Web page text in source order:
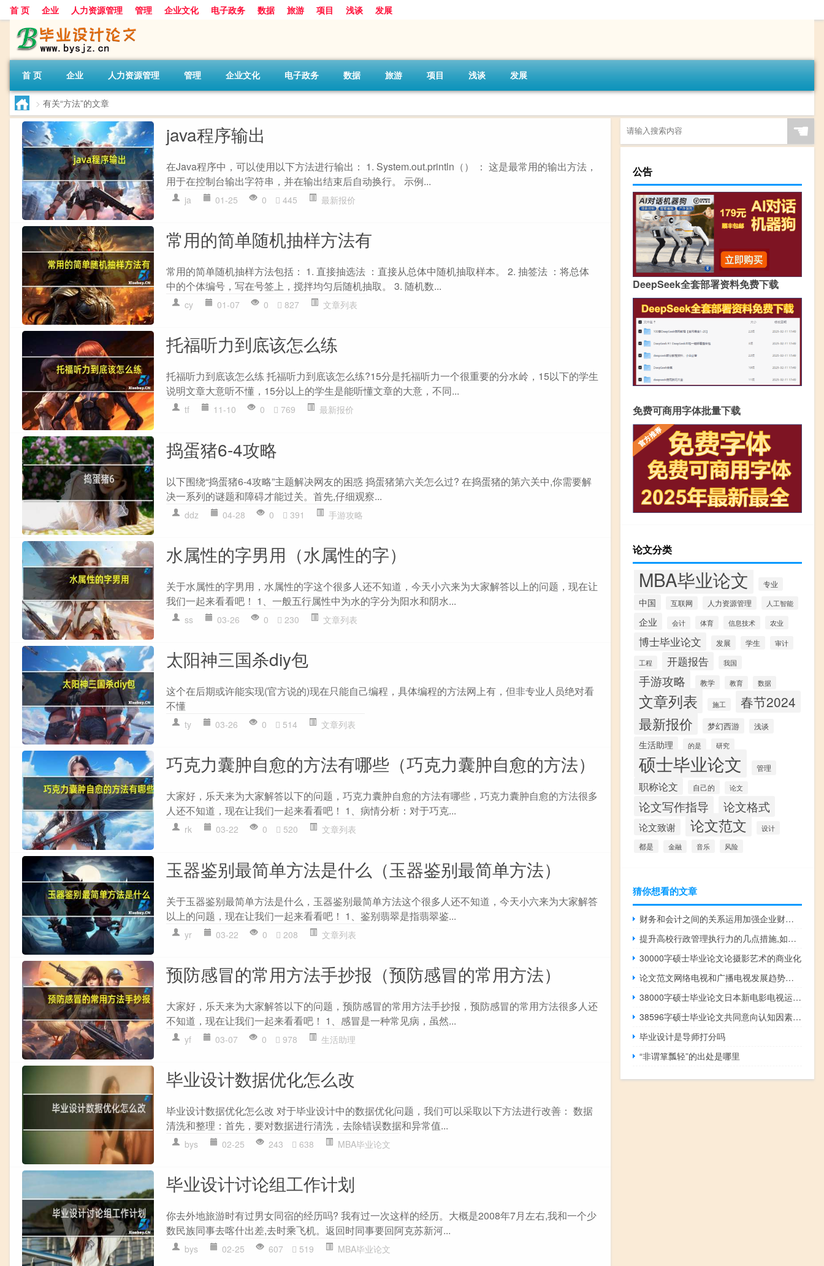
首 页 企业 人力资源管理 管理 企业文化 电子政务 数据 旅游 项目 浅谈 发展
首 页 企业 人力资源管理 管理 企业文化 电子政务 数据 旅游 项目 浅谈 发展
> 有关“方法”的文章
java程序输出
在Java程序中，可以使用以下方法进行输出： 1. System.out.println（） ： 这是最常用的输出方法，
用于在控制台输出字符串，并在输出结束后自动换行。 示例...
ja 01-25 0 445 最新报价
常用的简单随机抽样方法有
常用的简单随机抽样方法包括： 1. 直接抽选法 ：直接从总体中随机抽取样本。 2. 抽签法 ：将总体
中的个体编号，写在号签上，搅拌均匀后随机抽取。 3. 随机数...
cy 01-07 0 827 文章列表
托福听力到底该怎么练
托福听力到底该怎么练 托福听力到底该怎么练?15分是托福听力一个很重要的分水岭，15以下的学生
说明文章大意听不懂，15分以上的学生是能听懂文章的大意，不同...
tf 11-10 0 769 最新报价
捣蛋猪6-4攻略
以下围绕“捣蛋猪6-4攻略”主题解决网友的困惑 捣蛋猪第六关怎么过? 在捣蛋猪的第六关中,你需要解
决一系列的谜题和障碍才能过关。首先,仔细观察...
ddz 04-28 0 391 手游攻略
水属性的字男用（水属性的字）
关于水属性的字男用，水属性的字这个很多人还不知道，今天小六来为大家解答以上的问题，现在让
我们一起来看看吧！ 1、一般五行属性中为水的字分为阳水和阴水...
ss 03-26 0 230 文章列表
太阳神三国杀diy包
这个在后期或许能实现(官方说的)现在只能自己编程，具体编程的方法网上有，但非专业人员绝对看
不懂
ty 03-26 0 514 文章列表
巧克力囊肿自愈的方法有哪些（巧克力囊肿自愈的方法）
大家好，乐天来为大家解答以下的问题，巧克力囊肿自愈的方法有哪些，巧克力囊肿自愈的方法很多
人还不知道，现在让我们一起来看看吧！ 1、病情分析：对于巧克...
rk 03-22 0 520 文章列表
玉器鉴别最简单方法是什么（玉器鉴别最简单方法）
关于玉器鉴别最简单方法是什么，玉器鉴别最简单方法这个很多人还不知道，今天小六来为大家解答
以上的问题，现在让我们一起来看看吧！ 1、鉴别翡翠是指翡翠鉴...
yr 03-22 0 208 文章列表
预防感冒的常用方法手抄报（预防感冒的常用方法）
大家好，乐天来为大家解答以下的问题，预防感冒的常用方法手抄报，预防感冒的常用方法很多人还
不知道，现在让我们一起来看看吧！ 1、感冒是一种常见病，虽然...
yf 03-07 0 978 生活助理
毕业设计数据优化怎么改
毕业设计数据优化怎么改 对于毕业设计中的数据优化问题，我们可以采取以下方法进行改善： 数据
清洗和整理：首先，要对数据进行清洗，去除错误数据和异常值...
bys 02-25 243 638 MBA毕业论文
毕业设计讨论组工作计划
你去外地旅游时有过男女同宿的经历吗? 我有过一次这样的经历。大概是2008年7月左右,我和一个少
数民族同事去喀什出差,去时乘飞机。返回时同事要回阿克苏新河...
bys 02-25 607 519 MBA毕业论文
☚
公告
DeepSeek全套部署资料免费下载
免费可商用字体批量下载
论文分类
MBA毕业论文 专业
中国 互联网 人力资源管理 人工智能
企业 会计 体育 信息技术 农业
博士毕业论文 发展 学生
审计
工程
开题报告 我国
手游攻略 教学 教育 数据
文章列表 施工 春节2024
最新报价 梦幻西游 浅谈
生活助理 的是 研究
硕士毕业论文 管理
职称论文 自己的 论文
论文写作指导 论文格式
论文致谢 论文范文
设计
都是
金融 音乐 风险
猜你想看的文章
财务和会计之间的关系运用加强企业财务管理办法探讨,财务会计与财务管理的区别
提升高校行政管理执行力的几点措施,如何提高农村小学管理的执行力
30000字硕士毕业论文论摄影艺术的商业化
论文范文网络电视和广播电视发展趋势分析
38000字硕士毕业论文日本新电影电视运动中的岩井俊二
38596字硕士毕业论文共同意向认知因素研究
毕业设计是导师打分吗
“非谓箪瓢轻”的出处是哪里